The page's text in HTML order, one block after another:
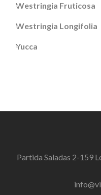
Westringia Fruticosa
Westringia Longifolia
Yucca
Partida Saladas 2-159